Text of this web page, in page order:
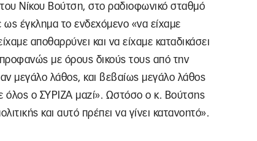
του Νίκου Βούτση, στο ραδιοφωνικό σταθμό
έγκλημα το ενδεχόμενο «να είχαμε
αποθαρρύνει και να είχαμε καταδικάσει
με όρους δικούς τους από την
μεγάλο λάθος, και βεβαίως μεγάλο λάθος
όλος ο ΣΥΡΙΖΑ μαζί». Ωστόσο ο κ. Βούτσης
και αυτό πρέπει να γίνει κατανοητό».